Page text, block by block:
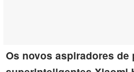
Os novos aspiradores de